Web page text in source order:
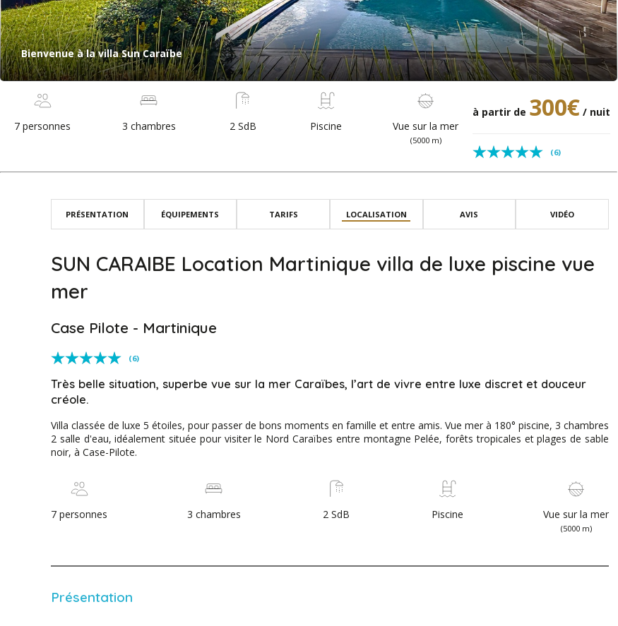
Bienvenue à la villa Sun Caraïbe
7 personnes 3 chambres 2 SdB Piscine Vue sur la mer
(5000 m)
à partir de 300€ / nuit
(6)
PRÉSENTATION ÉQUIPEMENTS TARIFS LOCALISATION AVIS VIDÉO
SUN CARAIBE Location Martinique villa de luxe piscine vue
mer
Case Pilote - Martinique
(6)
Très belle situation, superbe vue sur la mer Caraïbes, l’art de vivre entre luxe discret et douceur
créole.
Villa classée de luxe 5 étoiles, pour passer de bons moments en famille et entre amis. Vue mer à 180° piscine, 3 chambres
2 salle d'eau, idéalement située pour visiter le Nord Caraïbes entre montagne Pelée, forêts tropicales et plages de sable
noir, à Case-Pilote.
7 personnes 3 chambres 2 SdB Piscine Vue sur la mer
(5000 m)
Présentation